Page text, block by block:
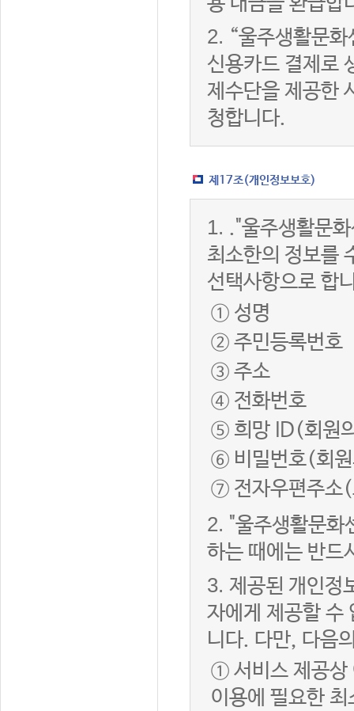
2. “울주생활문
신용카드 결제로
제수단을 제공한
청합니다.
제17조(개인정보보호)
1. ."울주생활문
최소한의 정보를
선택사항으로 합
① 성명
② 주민등록번호
③ 주소
④ 전화번호
⑤ 희망 ID(회원
⑥ 비밀번호(회
⑦ 전자우편주소
2. "울주생활문화
하는 때에는 반드
3. 제공된 개인정
자에게 제공할 수
니다. 다만, 다음
① 서비스 제공상
이용에 필요한